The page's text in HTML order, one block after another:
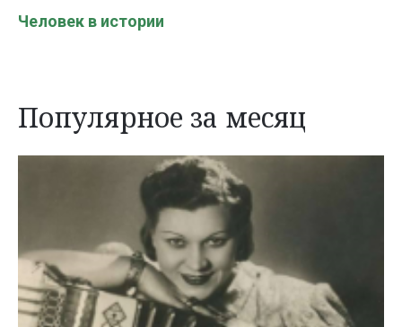
Человек в истории
Популярное за месяц